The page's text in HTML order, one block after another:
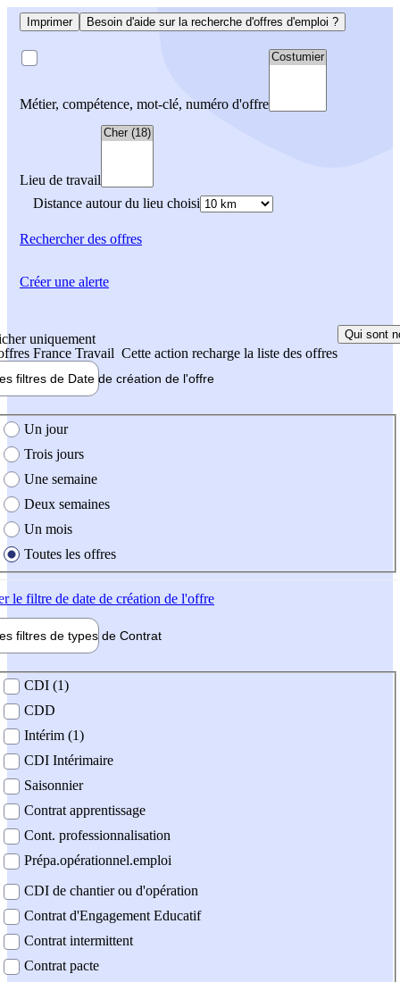
Imprimer Besoin d'aide sur la recherche d'offres d'emploi ?
Métier, compétence, mot-clé, numéro d'offre
Lieu de travail
Distance autour du lieu choisi
Rechercherdes offres
uniquement
France Travail Cette action recharge la liste des offres
Qui sont
filtres de Date de création de l'offre
création de l'offre
Un jour
Trois jours
Une semaine
Deux semaines
Un mois
Toutes les offres
le filtre de date de création de l'offre
filtres de types de Contrat
contrat
CDI (1)
CDD
Intérim (1)
CDI Intérimaire
Saisonnier
Contrat apprentissage
Cont. professionnalisation
Prépa.opérationnel.emploi
CDI de chantier ou d'opération
Contrat d'Engagement Educatif
Contrat intermittent
Contrat pacte
Créer une alerte